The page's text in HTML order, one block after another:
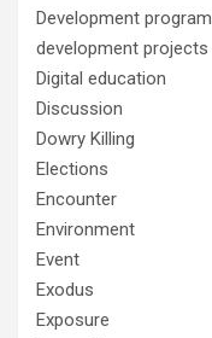
Development program
development projects
Digital education
Discussion
Dowry Killing
Elections
Encounter
Environment
Event
Exodus
Exposure